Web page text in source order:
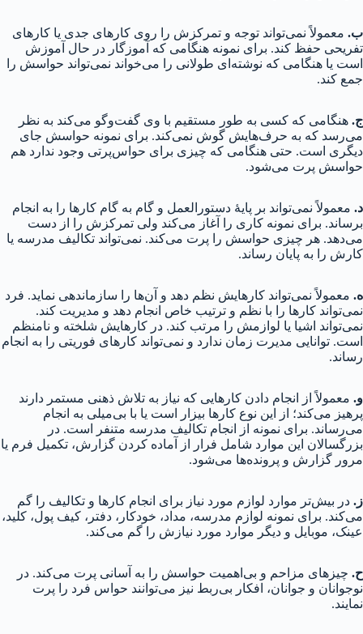
ب. معمولاً نمی‌تواند توجه و تمرکزش را روی کارهای جدی یا کارهای
تفریحی حفظ کند. برای نمونه هنگامی که آموزگار در حال آموزش
است یا هنگامی که نوشته‌ای طولانی را می‌خواند نمی‌تواند حواسش را
جمع کند.
ج. هنگامی که کسی به طور مستقیم با وی گفت‌و‌گو می‌کند به نظر
می‌رسد که به حرف‌هایش گوش نمی‌کند. برای نمونه حواسش جای
دیگری است. حتی هنگامی که چیزی برای حواس‌پرتی وجود ندارد هم
حواسش پرت می‌شود.
د. معمولاً نمی‌تواند بر پایهٔ دستورالعمل و گام به گام کارها را به انجام
برساند. برای نمونه کاری را آغاز می‌کند ولی تمرکزش را از دست
می‌دهد. هر چیزی حواسش را پرت می‌کند. نمی‌تواند تکالیف مدرسه یا
کارش را به پایان رساند.
ه. معمولاً نمی‌تواند کارهایش نظم دهد و آن‌ها را سازماندهی نماید. فرد
نمی‌تواند کارها را با نظم و ترتیب خاص انجام دهد و مدیریت کند.
نمی‌تواند اشیا یا لوازمش را مرتب کند. در کارهایش شلخته و نامنظم
است. توانایی مدیرت زمان ندارد و نمی‌تواند کارهای فوریتی را به انجام
رساند.
و. معمولاً از انجام دادن کارهایی که نیاز به تلاش ذهنی مستمر دارند
پرهیز می‌کند؛ از این نوع کارها بیزار است یا با بی‌میلی به انجام
می‌رساند. برای نمونه از انجام تکالیف مدرسه متنفر است. در
بزرگسالان این موارد شامل فرار از آماده کردن گزارش، تکمیل فرم یا
مرور گزارش و پرونده‌ها می‌شود.
ز. در بیش‌تر موارد لوازم مورد نیاز برای انجام کارها و تکالیف را گم
می‌کند. برای نمونه لوازم مدرسه، مداد، خودکار، دفتر، کیف پول، کلید،
عینک، موبایل و دیگر موارد مورد نیازش را گم می‌کند.
ح. چیزهای مزاحم و بی‌اهمیت حواسش را به آسانی پرت می‌کند. در
نوجوانان و جوانان، افکار بی‌ربط نیز می‌توانند حواس فرد را پرت
نمایند.